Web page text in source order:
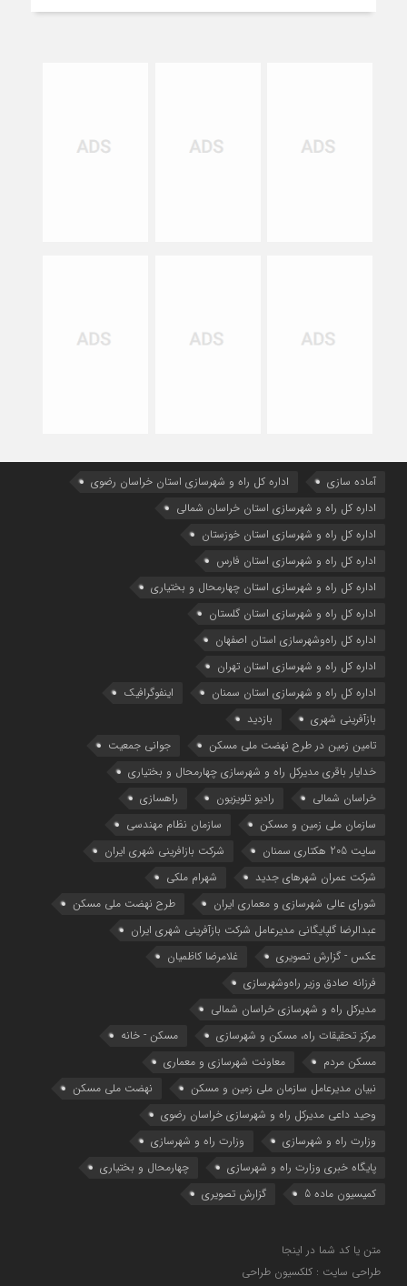
آماده سازی
اداره كل راه و شهرسازي استان خراسان رضوي
اداره كل راه و شهرسازي استان خراسان شمالي
اداره كل راه و شهرسازي استان خوزستان
اداره كل راه و شهرسازي استان فارس
اداره كل راه و شهرسازي استان چهارمحال و بختياري
اداره كل راه و شهرسازي استان گلستان
اداره كل راه‌و‌شهرسازي استان اصفهان
اداره کل راه و شهرسازی استان تهران
اداره کل راه و شهرسازی استان سمنان
اینفوگرافیک
بازآفرینی شهری
بازدید
تامین زمین در طرح نهضت ملی مسکن
جوانی جمعیت
خدایار باقری مدیرکل راه و شهرسازی چهارمحال و بختیاری
خراسان شمالی
رادیو تلویزیون
راهسازی
سازمان ملی زمین و مسکن
سازمان نظام مهندسی
سایت 205 هکتاری سمنان
شرکت بازافرینی شهری ایران
شرکت عمران شهرهای جدید
شهرام ملکی
شوراي عالي شهرسازی و معماري ايران
طرح نهضت ملی مسکن
عبدالرضا گلپایگانی مدیرعامل شرکت بازآفرینی شهری ایران
عکس - گزارش تصویری
غلامرضا کاظمیان
فرزانه صادق وزیر راه‌وشهرسازی
مدیرکل راه و شهرسازی خراسان شمالی
مرکز تحقیقات راه، مسکن و شهرسازی
مسکن - خانه
مسکن مردم
معاونت شهرسازي و معماري
نبیان مدیرعامل سازمان ملی زمین و مسکن
نهضت ملی مسکن
وحید داعی مدیرکل راه و شهرسازی خراسان رضوی
وزارت راه و شهرسازي
وزارت راه و شهرسازی
پایگاه خبری وزارت راه و شهرسازی
چهارمحال و بختیاری
کمیسیون ماده 5
گزارش تصویری
متن یا کد شما در اینجا
طراحی سایت : کلکسیون طراحی